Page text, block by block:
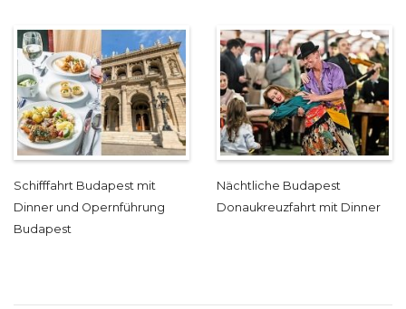
Schifffahrt Budapest mit
Dinner und Opernführung
Budapest
Nächtliche Budapest
Donaukreuzfahrt mit Dinner